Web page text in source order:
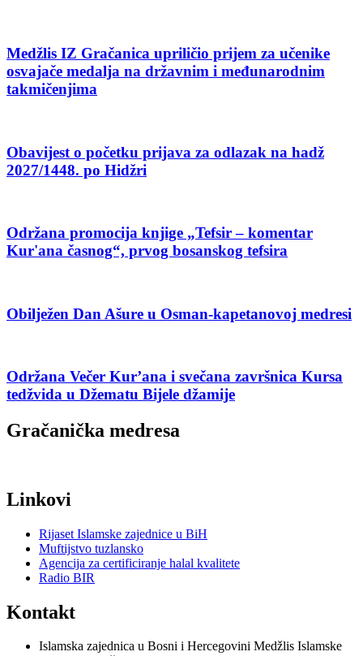
Medžlis IZ Gračanica upriličio prijem za učenike
osvajače medalja na državnim i međunarodnim
takmičenjima
Obavijest o početku prijava za odlazak na hadž
2027/1448. po Hidžri
Održana promocija knjige „Tefsir – komentar
Kur'ana časnog“, prvog bosanskog tefsira
Obilježen Dan Ašure u Osman-kapetanovoj medresi
Održana Večer Kur’ana i svečana završnica Kursa
tedžvida u Džematu Bijele džamije
Gračanička medresa
Linkovi
Rijaset Islamske zajednice u BiH
Muftijstvo tuzlansko
Agencija za certificiranje halal kvalitete
Radio BIR
Kontakt
Islamska zajednica u Bosni i Hercegovini Medžlis Islamske